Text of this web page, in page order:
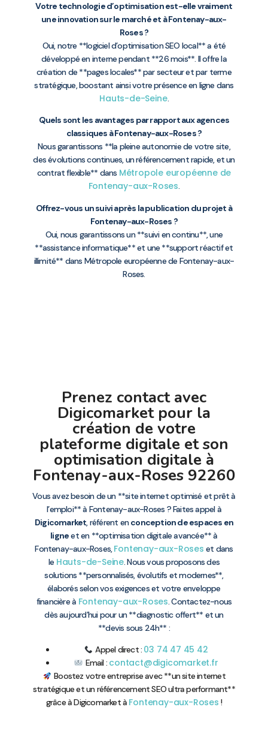
Votre technologie d’optimisation est-elle vraiment
une innovation sur le marché et à Fontenay-aux-
Roses ?
Oui, notre **logiciel d’optimisation SEO local** a été
développé en interne pendant **26 mois**. Il offre la
création de **pages locales** par secteur et par terme
stratégique, boostant ainsi votre présence en ligne dans
Hauts-de-Seine.
Quels sont les avantages par rapport aux agences
classiques à Fontenay-aux-Roses ?
Nous garantissons **la pleine autonomie de votre site,
des évolutions continues, un référencement rapide, et un
contrat flexible** dans Métropole européenne de
Fontenay-aux-Roses.
Offrez-vous un suivi après la publication du projet à
Fontenay-aux-Roses ?
Oui, nous garantissons un **suivi en continu**, une
**assistance informatique** et une **support réactif et
illimité** dans Métropole européenne de Fontenay-aux-
Roses.
Prenez contact avec
Digicomarket pour la
création de votre
plateforme digitale et son
optimisation digitale à
Fontenay-aux-Roses 92260
Vous avez besoin de un **site internet optimisé et prêt à
l’emploi** à Fontenay-aux-Roses ? Faites appel à
Digicomarket, référent enconception de espaces en
ligneet en **optimisation digitale avancée** à
Fontenay-aux-Roses,Fontenay-aux-Roses et dans
le Hauts-de-Seine. Nous vous proposons des
solutions **personnalisés, évolutifs et modernes**,
élaborés selon vos exigences et votre enveloppe
financière à Fontenay-aux-Roses. Contactez-nous
dès aujourd’hui pour un **diagnostic offert** et un
**devis sous 24h** :
Appel direct : 03 74 47 45 42
Email : contact@digicomarket.fr
Boostez votre entreprise avec **un site internet
stratégique et un référencement SEO ultra performant**
grâce à Digicomarket à Fontenay-aux-Roses !